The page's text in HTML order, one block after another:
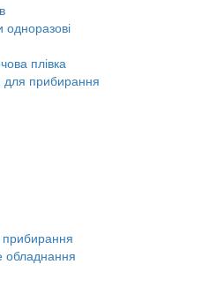
одноразові
плівка
для прибирання
прибирання
обладнання